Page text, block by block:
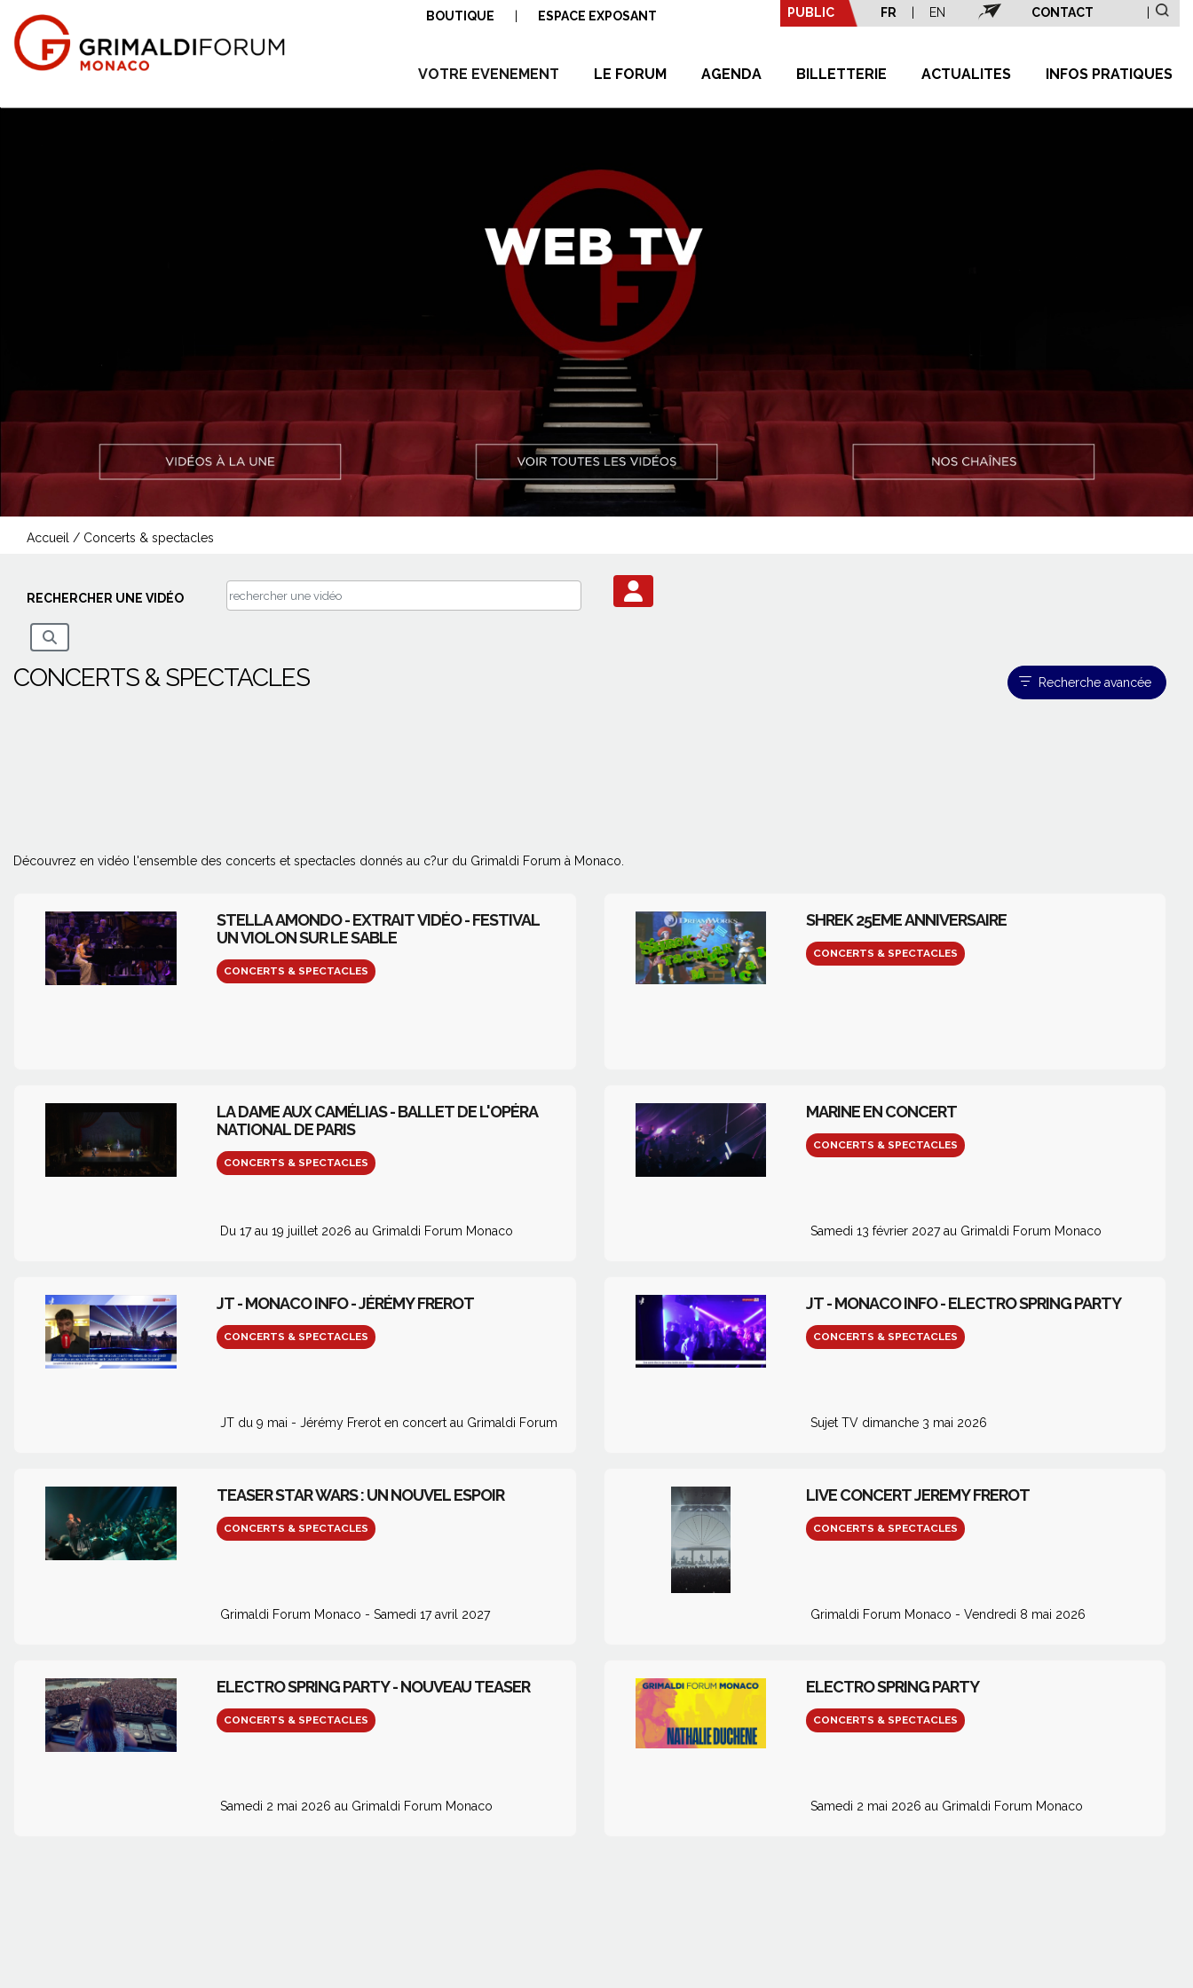
BOUTIQUE ESPACE EXPOSANT PUBLIC FR EN CONTACT
VOTRE EVENEMENT LE FORUM AGENDA BILLETTERIE ACTUALITES INFOS PRATIQUES
Accueil / Concerts & spectacles
RECHERCHER UNE VIDÉO
CONCERTS & SPECTACLES Recherche avancée
Découvrez en vidéo l'ensemble des concerts et spectacles donnés au c?ur du Grimaldi Forum à Monaco.
STELLA AMONDO - EXTRAIT VIDÉO - FESTIVAL
UN VIOLON SUR LE SABLE
CONCERTS & SPECTACLES
SHREK 25EME ANNIVERSAIRE
CONCERTS & SPECTACLES
LA DAME AUX CAMÉLIAS - BALLET DE L'OPÉRA
NATIONAL DE PARIS
CONCERTS & SPECTACLES
Du 17 au 19 juillet 2026 au Grimaldi Forum Monaco
MARINE EN CONCERT
CONCERTS & SPECTACLES
Samedi 13 février 2027 au Grimaldi Forum Monaco
JT - MONACO INFO - JÉRÉMY FREROT
CONCERTS & SPECTACLES
JT du 9 mai - Jérémy Frerot en concert au Grimaldi Forum
JT - MONACO INFO - ELECTRO SPRING PARTY
CONCERTS & SPECTACLES
Sujet TV dimanche 3 mai 2026
TEASER STAR WARS : UN NOUVEL ESPOIR
CONCERTS & SPECTACLES
Grimaldi Forum Monaco - Samedi 17 avril 2027
LIVE CONCERT JEREMY FREROT
CONCERTS & SPECTACLES
Grimaldi Forum Monaco - Vendredi 8 mai 2026
ELECTRO SPRING PARTY - NOUVEAU TEASER
CONCERTS & SPECTACLES
Samedi 2 mai 2026 au Grimaldi Forum Monaco
ELECTRO SPRING PARTY
CONCERTS & SPECTACLES
Samedi 2 mai 2026 au Grimaldi Forum Monaco